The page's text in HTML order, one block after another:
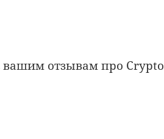
вашим отзывам про Crypto